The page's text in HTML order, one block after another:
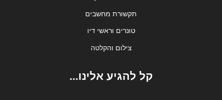
תקשורת מחשבים
טונרים וראשי דיו
צילום והקלטה
קל להגיע אלינו...